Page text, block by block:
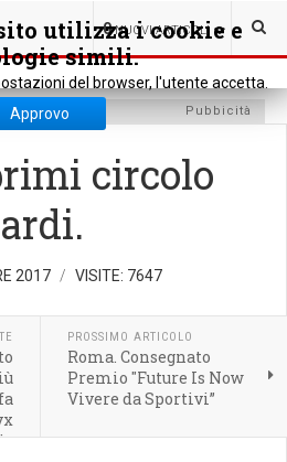
utilizza i cookie e
simili.
del browser, l'utente accetta.
Approvo
0 NUOVI ARTICOLI
NOTIZIE DAL MONDO
Pubbicità
circolo
2017 VISITE: 7647
PROSSIMO ARTICOLO
Roma. Consegnato
Premio "Future Is Now
Vivere da Sportivi”